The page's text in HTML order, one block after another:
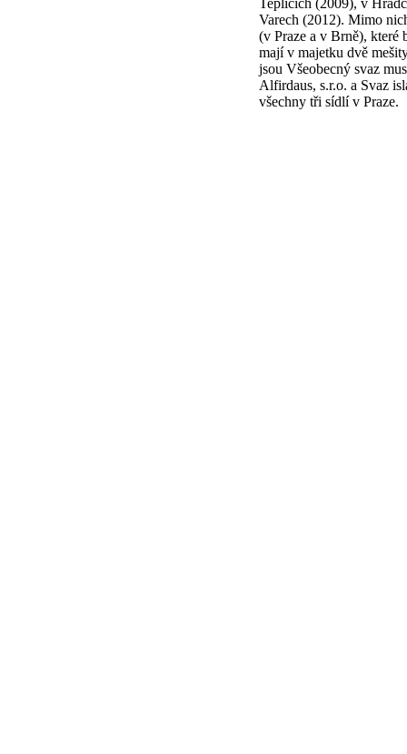
Teplicích (2009), v
Varech (2012). Mimo
(v Praze a v Brně), které
mají v majetku dvě
jsou Všeobecný svaz
Alfirdaus, s.r.o. a Svaz
všechny tři sídlí v Praze.